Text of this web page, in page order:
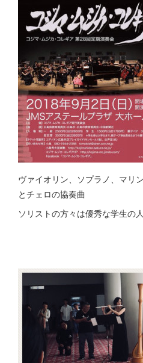
ヴァイオリン、ソプラノ、マリ
とチェロの協奏曲
ソリストの方々は優秀な学生の人